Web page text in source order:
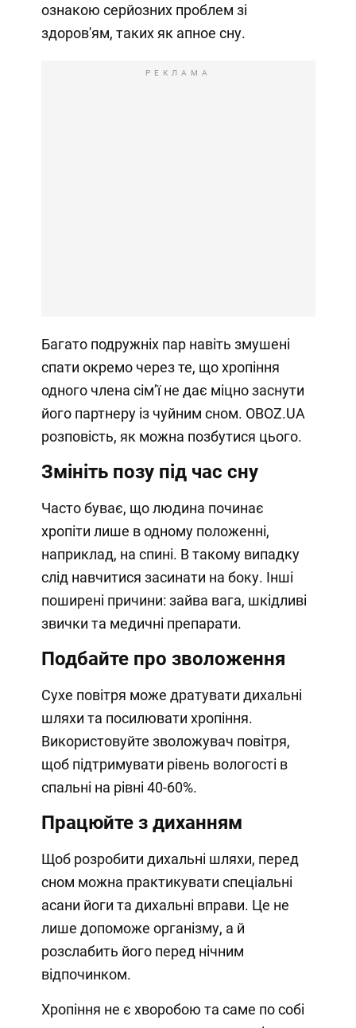
ознакою серйозних проблем зі
здоров'ям, таких як апное сну.
РЕКЛАМА
Багато подружніх пар навіть змушені
спати окремо через те, що хропіння
одного члена сімʼї не дає міцно заснути
його партнеру із чуйним сном. OBOZ.UA
розповість, як можна позбутися цього.
Змініть позу під час сну
Часто буває, що людина починає
хропіти лише в одному положенні,
наприклад, на спині. В такому випадку
слід навчитися засинати на боку. Інші
поширені причини: зайва вага, шкідливі
звички та медичні препарати.
Подбайте про зволоження
Сухе повітря може дратувати дихальні
шляхи та посилювати хропіння.
Використовуйте зволожувач повітря,
щоб підтримувати рівень вологості в
спальні на рівні 40-60%.
Працюйте з диханням
Щоб розробити дихальні шляхи, перед
сном можна практикувати спеціальні
асани йоги та дихальні вправи. Це не
лише допоможе організму, а й
розслабить його перед нічним
відпочинком.
Хропіння не є хворобою та саме по собі